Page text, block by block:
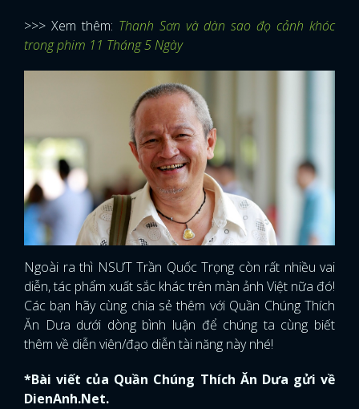
>>> Xem thêm: Thanh Sơn và dàn sao đọ cảnh khóc
trong phim 11 Tháng 5 Ngày
Ngoài ra thì NSƯT Trần Quốc Trọng còn rất nhiều vai
diễn, tác phẩm xuất sắc khác trên màn ảnh Việt nữa đó!
Các bạn hãy cùng chia sẻ thêm với Quần Chúng Thích
Ăn Dưa dưới dòng bình luận để chúng ta cùng biết
thêm về diễn viên/đạo diễn tài năng này nhé!
*Bài viết của Quần Chúng Thích Ăn Dưa gửi về
DienAnh.Net.